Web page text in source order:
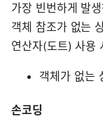
가장 빈번하게 발
객체 참조가 없는
연산자(도트) 사용
객체가 없는
손코딩